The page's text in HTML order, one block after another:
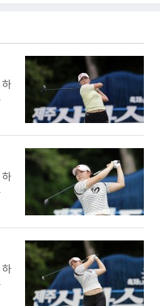
하
하
하